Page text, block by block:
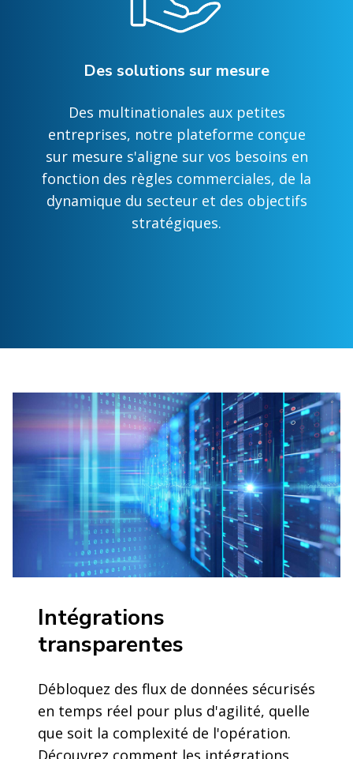
Des solutions sur mesure
Des multinationales aux petites
entreprises, notre plateforme conçue
sur mesure s'aligne sur vos besoins en
fonction des règles commerciales, de la
dynamique du secteur et des objectifs
stratégiques.
Intégrations
transparentes
Débloquez des flux de données sécurisés
en temps réel pour plus d'agilité, quelle
que soit la complexité de l'opération.
Découvrez comment les intégrations